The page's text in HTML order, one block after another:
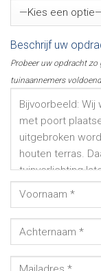
Beschrijf uw
Probeer uw opdracht
tuinaannemers